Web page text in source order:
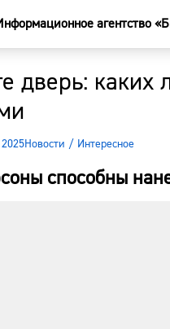
агентство
дверь:
Новости / Интересное
способны